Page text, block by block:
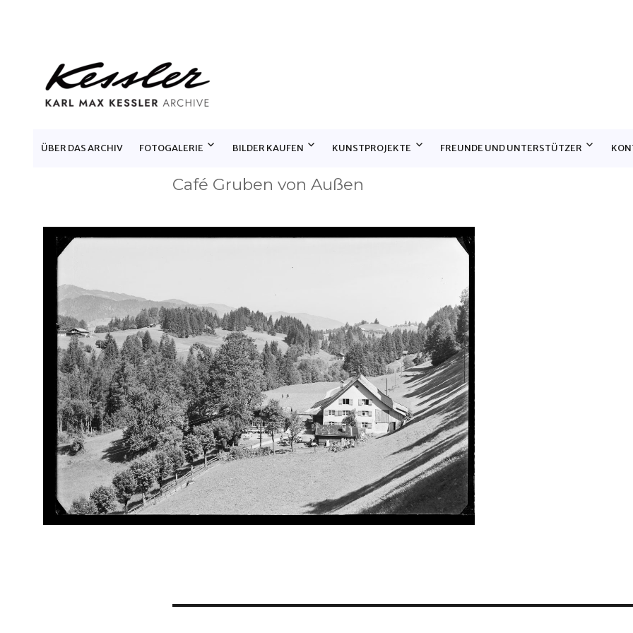
KARL MAX KESSLER ARCHIVE
ÜBER DAS ARCHIV FOTOGALERIE BILDER KAUFEN KUNSTPROJEKTE FREUNDE UND UNTERSTÜTZER
Café Gruben von Außen